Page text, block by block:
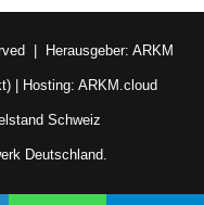
| Herausgeber: ARKM
| Hosting: ARKM.cloud
Schweiz
Deutschland.